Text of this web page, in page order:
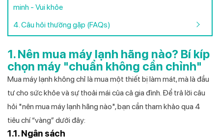
minh - Vui khỏe
4. Câu hỏi thường gặp (FAQs)
1. Nên mua máy lạnh hãng nào? Bí kíp
chọn máy "chuẩn không cần chỉnh"
Mua máy lạnh không chỉ là mua một thiết bị làm mát, mà là đầu
tư cho sức khỏe và sự thoải mái của cả gia đình. Để trả lời câu
hỏi "nên mua máy lạnh hãng nào", bạn cần tham khảo qua 4
tiêu chí “vàng” dưới đây:
1.1. Ngân sách